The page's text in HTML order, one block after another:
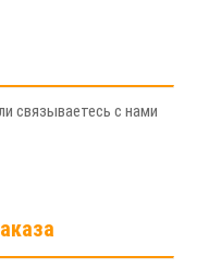
связываетесь с нами